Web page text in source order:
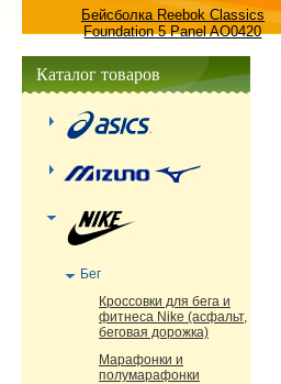
Бейсболка Reebok Classics
Foundation 5 Panel AO0420
Каталог товаров
Бег
Кроссовки для бега и
фитнеса Nike (асфальт,
беговая дорожка)
Марафонки и
полумарафонки